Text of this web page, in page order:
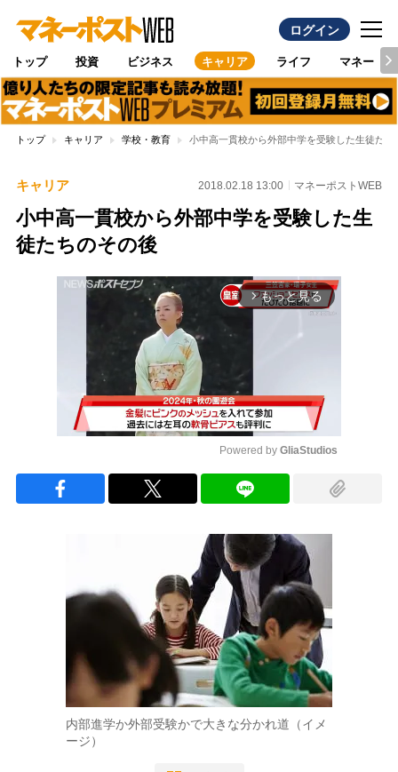
ログイン
トップ 投資 ビジネス キャリア ライフ マネー
トップ キャリア 学校・教育 小中高一貫校から外部中学を受験した生徒たち
キャリア 2018.02.18 13:00 マネーポストWEB
小中高一貫校から外部中学を受験した生
徒たちのその後
arrow_forward_ios もっと見る
Powered by GliaStudios
内部進学か外部受験かで大きな分かれ道（イメ
ージ）